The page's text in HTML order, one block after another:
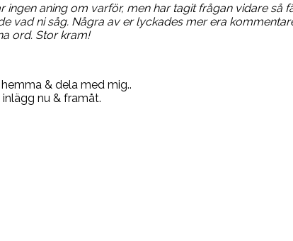
aning om varför, men har tagit frågan vidare så
vad ni såg. Några av er lyckades mer era
ord. Stor kram!
& dela med mig..
nu & framåt.